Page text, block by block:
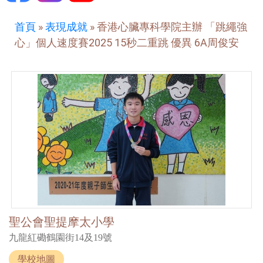
首頁 »表現成就 »香港心臟專科學院主辦 「跳繩強
心」個人速度賽2025 15秒二重跳 優異 6A周俊安
聖公會聖提摩太小學
九龍紅磡鶴園街14及19號
學校地圖